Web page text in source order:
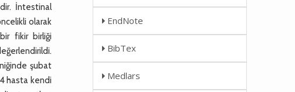
İntestinal
olarak
fikir birliği
şubat
hasta kendi
EndNote
BibTex
Medlars